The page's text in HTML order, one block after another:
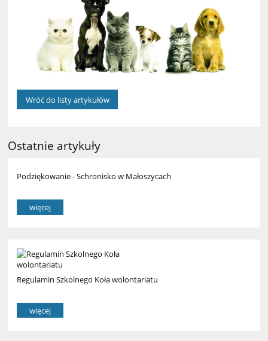
Wróć do listy artykułów
Ostatnie artykuły
Podziękowanie - Schronisko w Małoszycach
więcej
Regulamin Szkolnego Koła wolontariatu
więcej